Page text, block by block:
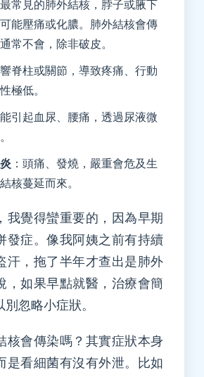
常見的肺外結核，脖子或腋下
能壓痛或化膿。肺外結核會傳
常不會，除非破皮。
脊柱或關節，導致疼痛、行動
極低。
引起血尿、腰痛，透過尿液微
：頭痛、發燒，嚴重會危及生
核蔓延而來。
我覺得蠻重要的，因為早期
發症。像我阿姨之前有持續
汗，拖了半年才查出是肺外
，如果早點就醫，治療會簡
忽略小症狀。
核會傳染嗎？其實症狀本身
是看細菌有沒有外泄。比如